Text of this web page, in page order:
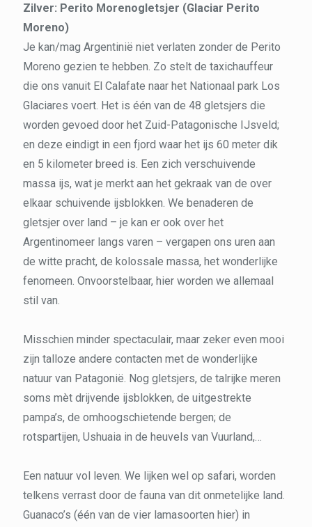
Zilver: Perito Morenogletsjer (Glaciar Perito
Moreno)
Je kan/mag Argentinië niet verlaten zonder de Perito
Moreno gezien te hebben. Zo stelt de taxichauffeur
die ons vanuit El Calafate naar het Nationaal park Los
Glaciares voert. Het is één van de 48 gletsjers die
worden gevoed door het Zuid-Patagonische IJsveld;
en deze eindigt in een fjord waar het ijs 60 meter dik
en 5 kilometer breed is. Een zich verschuivende
massa ijs, wat je merkt aan het gekraak van de over
elkaar schuivende ijsblokken. We benaderen de
gletsjer over land – je kan er ook over het
Argentinomeer langs varen – vergapen ons uren aan
de witte pracht, de kolossale massa, het wonderlijke
fenomeen. Onvoorstelbaar, hier worden we allemaal
stil van.
Misschien minder spectaculair, maar zeker even mooi
zijn talloze andere contacten met de wonderlijke
natuur van Patagonië. Nog gletsjers, de talrijke meren
soms mèt drijvende ijsblokken, de uitgestrekte
pampa’s, de omhoogschietende bergen; de
rotspartijen, Ushuaia in de heuvels van Vuurland,…
Een natuur vol leven. We lijken wel op safari, worden
telkens verrast door de fauna van dit onmetelijke land.
Guanaco’s (één van de vier lamasoorten hier) in